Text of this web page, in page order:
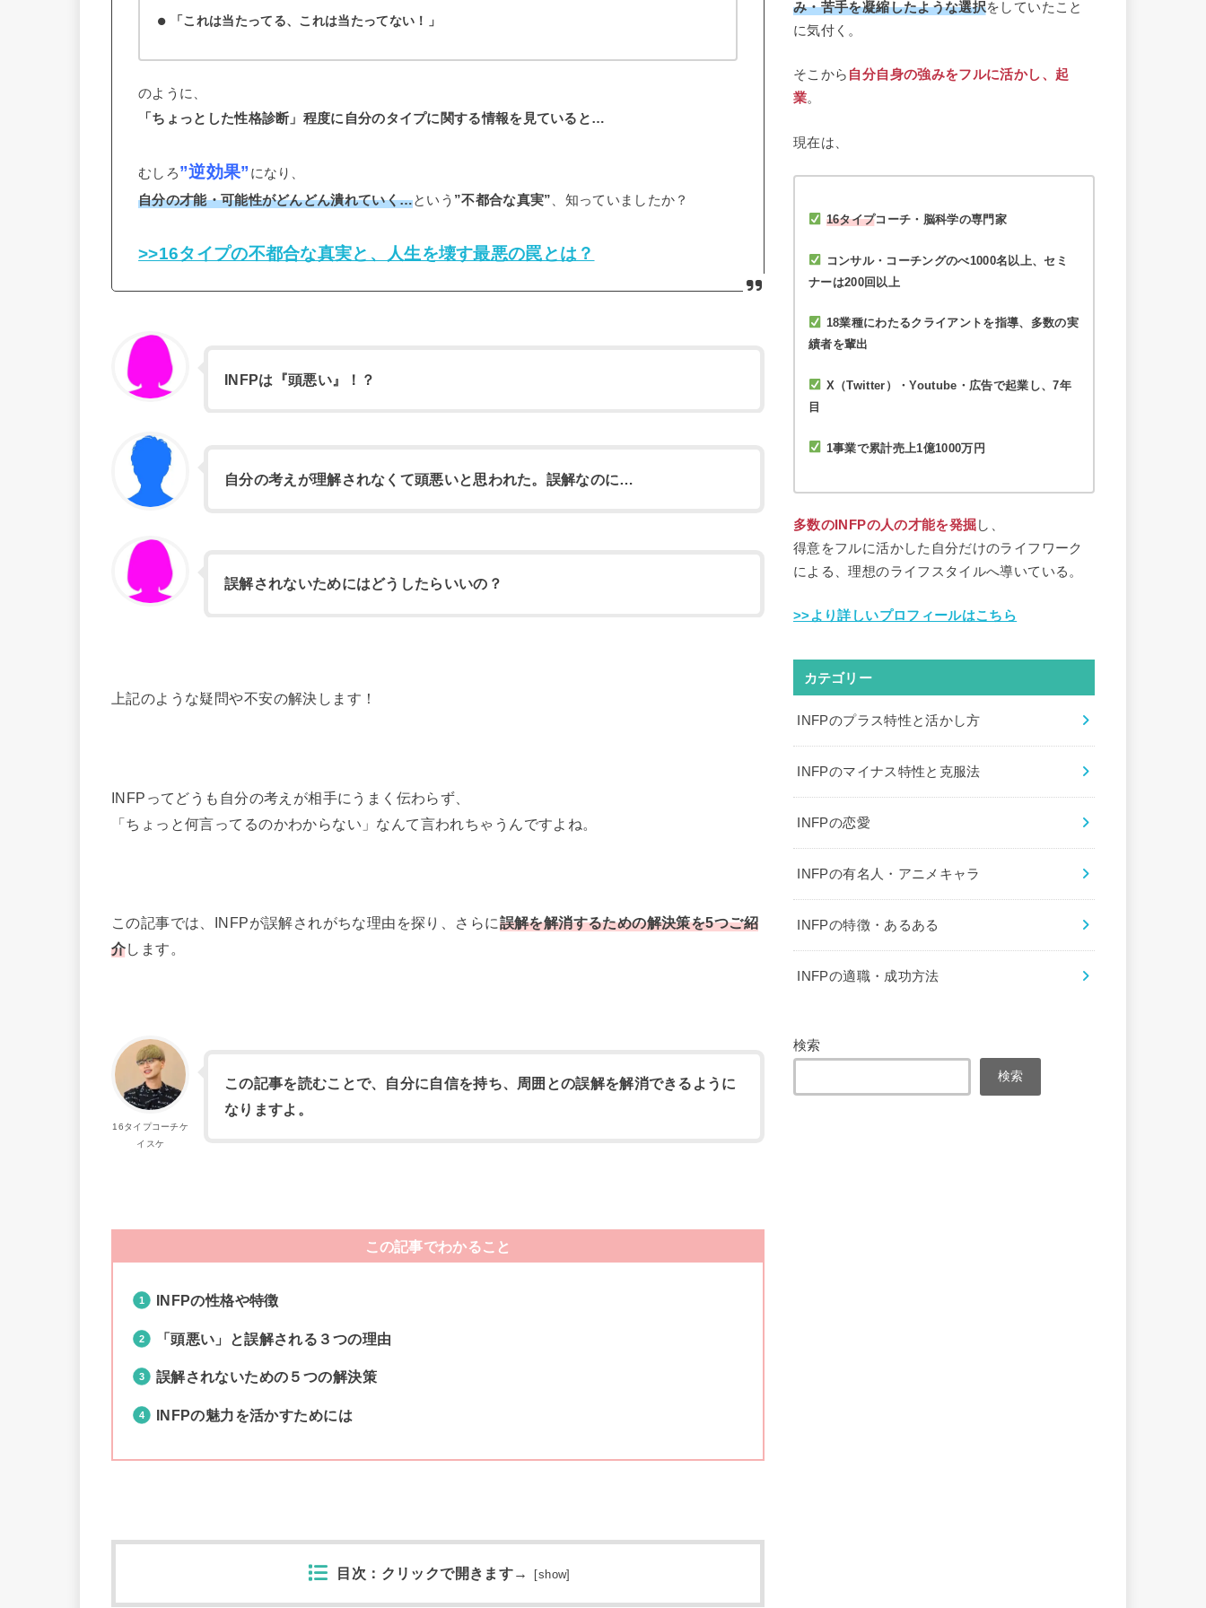
「これは当たってる、これは当たってない！」
のように、
「ちょっとした性格診断」程度に自分のタイプに関する情報を見ていると…
むしろ”逆効果” になり、
自分の才能・可能性がどんどん潰れていく…という ”不都合な真実”、知っていましたか？
>>16タイプの不都合な真実と、人生を壊す最悪の罠とは？
INFPは『頭悪い』！？
自分の考えが理解されなくて頭悪いと思われた。誤解なのに…
誤解されないためにはどうしたらいいの？
上記のような疑問や不安の解決します！
INFPってどうも自分の考えが相手にうまく伝わらず、
「ちょっと何言ってるのかわからない」なんて言われちゃうんですよね。
この記事では、INFPが誤解されがちな理由を探り、さらに誤解を解消するための解決策を5つご紹
介します。
16タイプコーチケ
イスケ
この記事を読むことで、自分に自信を持ち、周囲との誤解を解消できるように
なりますよ。
この記事でわかること
INFPの性格や特徴
「頭悪い」と誤解される３つの理由
誤解されないための５つの解決策
INFPの魅力を活かすためには
目次：クリックで開きます→ show]
み・苦手を凝縮したような選択をしていたこと
に気付く。
そこから 自分自身の強みをフルに活かし、起
業。
現在は、
16タイプコーチ・脳科学の専門家
コンサル・コーチングのべ1000名以上、セミ
ナーは200回以上
18業種にわたるクライアントを指導、多数の実
績者を輩出
X（Twitter）・Youtube・広告で起業し、7年
目
1事業で累計売上1億1000万円
多数のINFPの人の才能を発掘し、
得意をフルに活かした自分だけのライフワーク
による、理想のライフスタイルへ導いている。
>>より詳しいプロフィールはこちら
カテゴリー
INFPのプラス特性と活かし方
INFPのマイナス特性と克服法
INFPの恋愛
INFPの有名人・アニメキャラ
INFPの特徴・あるある
INFPの適職・成功方法
検索
検索